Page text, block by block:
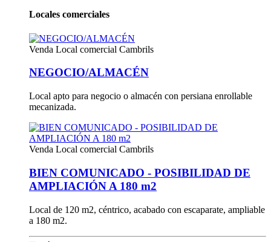
Locales comerciales
Venda Local comercial Cambrils
NEGOCIO/ALMACÉN
Local apto para negocio o almacén con persiana enrollable
mecanizada.
Venda Local comercial Cambrils
BIEN COMUNICADO - POSIBILIDAD DE
AMPLIACIÓN A 180 m2
Local de 120 m2, céntrico, acabado con escaparate, ampliable
a 180 m2.